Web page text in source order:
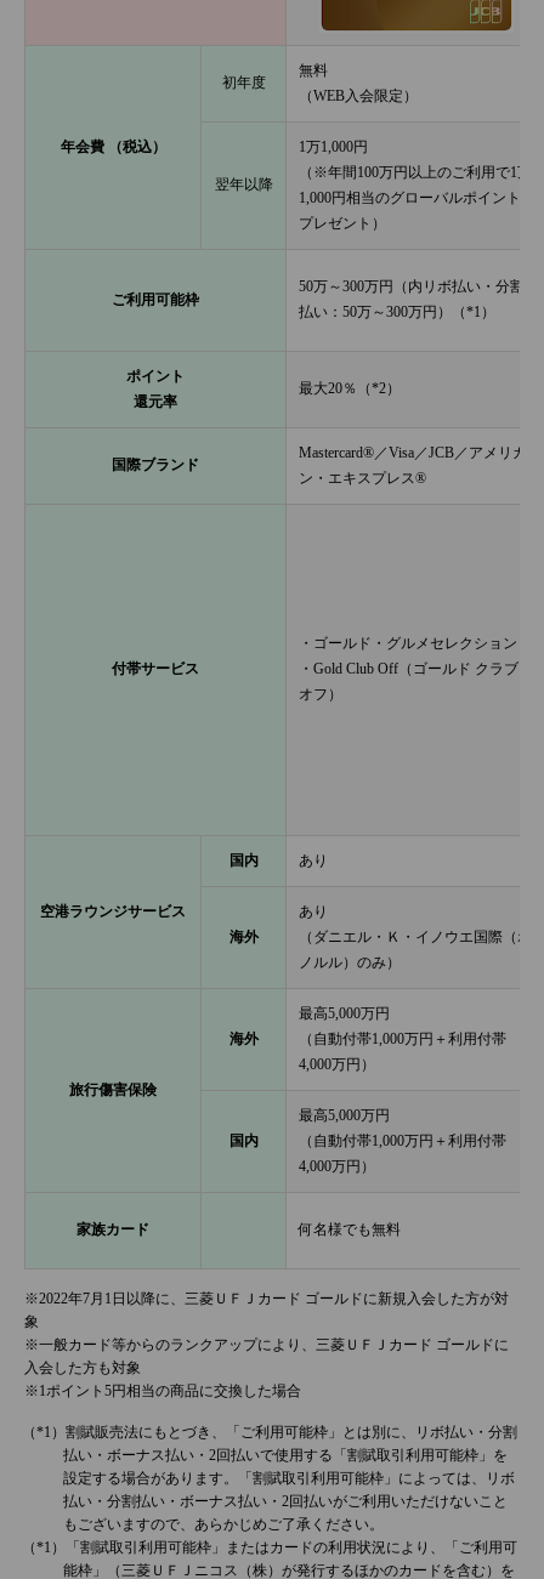
年会費 （税込）
初年度
無料
（WEB入会限定）
翌年以降
1万1,000円
（※年間100万円以上のご利用で1万
1,000円相当のグローバルポイント
プレゼント）
ご利用可能枠
50万～300万円（内リボ払い・分割
払い：50万～300万円）（*1）
ポイント
還元率
最大20％（*2）
国際ブランド
Mastercard®／Visa／JCB／アメリカ
ン・エキスプレス®
付帯サービス
・ゴールド・グルメセレクション
・Gold Club Off（ゴールド クラブ
オフ）
空港ラウンジサービス
国内 あり
海外
あり
（ダニエル・Ｋ・イノウエ国際（ホ
ノルル）のみ）
旅行傷害保険
海外
最高5,000万円
（自動付帯1,000万円＋利用付帯
4,000万円）
国内
最高5,000万円
（自動付帯1,000万円＋利用付帯
4,000万円）
家族カード 何名様でも無料
※2022年7月1日以降に、三菱ＵＦＪカード ゴールドに新規入会した方が対
象
※一般カード等からのランクアップにより、三菱ＵＦＪカード ゴールドに
入会した方も対象
※1ポイント5円相当の商品に交換した場合
割賦販売法にもとづき、「ご利用可能枠」とは別に、リボ払い・分割
払い・ボーナス払い・2回払いで使用する「割賦取引利用可能枠」を
設定する場合があります。「割賦取引利用可能枠」によっては、リボ
払い・分割払い・ボーナス払い・2回払いがご利用いただけないこと
もございますので、あらかじめご了承ください。
「割賦取引利用可能枠」またはカードの利用状況により、「ご利用可
能枠」（三菱ＵＦＪニコス（株）が発行するほかのカードを含む）を